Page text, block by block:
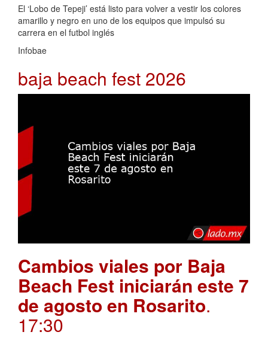
El ‘Lobo de Tepeji’ está listo para volver a vestir los colores
amarillo y negro en uno de los equipos que impulsó su
carrera en el futbol inglés
Infobae
baja beach fest 2026
Cambios viales por Baja
Beach Fest iniciarán este 7
de agosto en Rosarito.
17:30